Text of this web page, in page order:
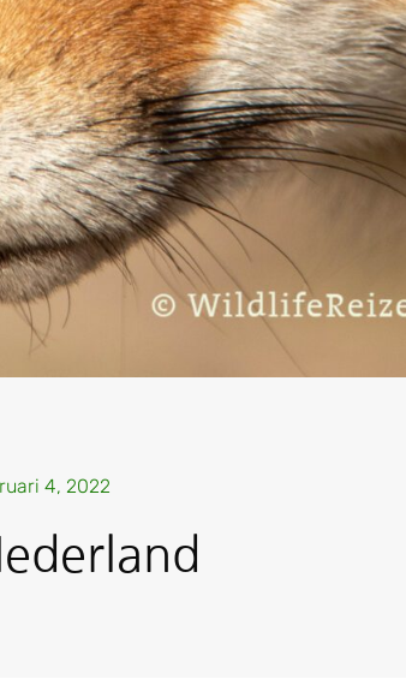
4, 2022